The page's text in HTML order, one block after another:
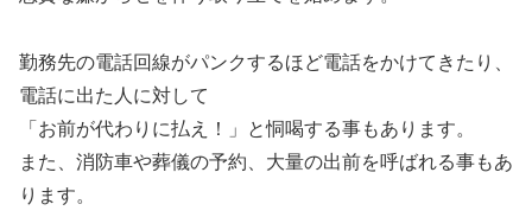
勤務先の電話回線がパンクするほど電話をかけてきたり、
電話に出た人に対して
「お前が代わりに払え！」と恫喝する事もあります。
また、消防車や葬儀の予約、大量の出前を呼ばれる事もあ
ります。